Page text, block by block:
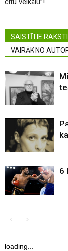
citu veikalu”!
SAISTĪTIE RAKSTI
VAIRĀK NO
6
loading...